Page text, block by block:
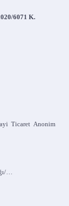
6071 K.
Ticaret Anonim
…